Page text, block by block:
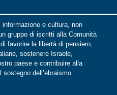
informazione e cultura, non
gruppo di iscritti alla Comunità
favorire la libertà di pensiero,
sostenere Israele,
paese e contribuire alla
sostegno dell’ebraismo